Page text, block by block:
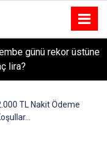
günü rekor üstüne
lira?
TL Nakit Ödeme